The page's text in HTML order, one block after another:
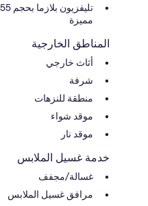
مميزة
المناطق الخارجية
أثاث خارجي
شرفة
منطقة للنزهات
موقد شواء
موقد نار
خدمة غسيل الملابس
غسالة/مجفف
مرافق غسيل الملابس